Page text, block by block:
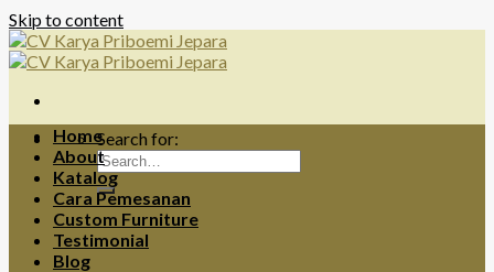
Skip to content
Search for:
Home
About
Katalog
Cara Pemesanan
Custom Furniture
Testimonial
Blog